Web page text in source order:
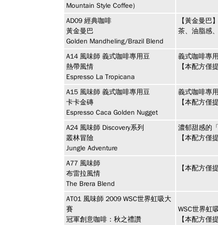
Mountain Style Coffee)
AD09 經典咖啡
黃金曼巴
Golden Mandheling/Brazil Blend
【黃金曼巴
茶、油脂感
A14 風味師 義式咖啡專用豆
熱帶風情
Espresso La Tropicana
義式咖啡專
【本配方僅
A15 風味師 義式咖啡專用豆
卡卡金磚
Espresso Caca Golden Nugget
義式咖啡專
【本配方僅
A24 風味師 Discovery系列
叢林冒險
Jungle Adventure
濃郁甜感的
【本配方僅
A77 風味師
布雷拉風情
The Brera Blend
【本配方僅
AT01 風味師 2009 WSC世界虹吸大
賽
冠軍創意咖啡：秋之禮讚
WSC世界虹
【本配方僅